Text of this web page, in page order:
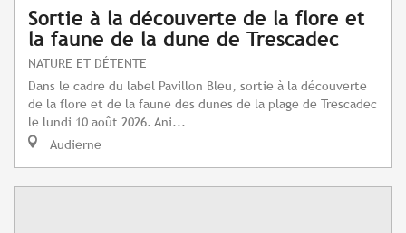
Sortie à la découverte de la flore et
la faune de la dune de Trescadec
NATURE ET DÉTENTE
Dans le cadre du label Pavillon Bleu, sortie à la découverte
de la flore et de la faune des dunes de la plage de Trescadec
le lundi 10 août 2026. Ani...
Audierne